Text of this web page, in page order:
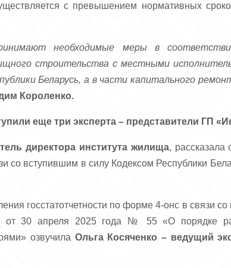
с превышением нормативных
необходимые меры в
строительства с местными
Беларусь, а в части капитального
Короленко.
еще три эксперта – представители ГП
директора института жилища, рассказала
со вступившим в силу Кодексом Республики
госстатотчетности по форме 4-онс в связи
от 30 апреля 2025 года № 55 «О порядке
озвучила Ольга Косяченко – ведущий